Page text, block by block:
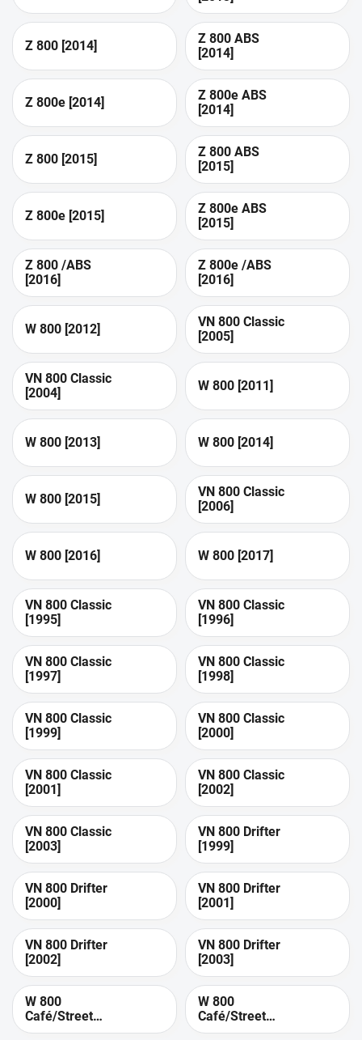
Z 800 [2014]
Z 800 ABS
[2014]
Z 800e [2014]
Z 800e ABS
[2014]
Z 800 [2015]
Z 800 ABS
[2015]
Z 800e [2015]
Z 800e ABS
[2015]
Z 800 /ABS
[2016]
Z 800e /ABS
[2016]
W 800 [2012]
VN 800 Classic
[2005]
VN 800 Classic
[2004]
W 800 [2011]
W 800 [2013] W 800 [2014]
W 800 [2015]
VN 800 Classic
[2006]
W 800 [2016] W 800 [2017]
VN 800 Classic
[1995]
VN 800 Classic
[1996]
VN 800 Classic
[1997]
VN 800 Classic
[1998]
VN 800 Classic
[1999]
VN 800 Classic
[2000]
VN 800 Classic
[2001]
VN 800 Classic
[2002]
VN 800 Classic
[2003]
VN 800 Drifter
[1999]
VN 800 Drifter
[2000]
VN 800 Drifter
[2001]
VN 800 Drifter
[2002]
VN 800 Drifter
[2003]
W 800
Café/Street
[2019]
W 800
Café/Street
[2020]